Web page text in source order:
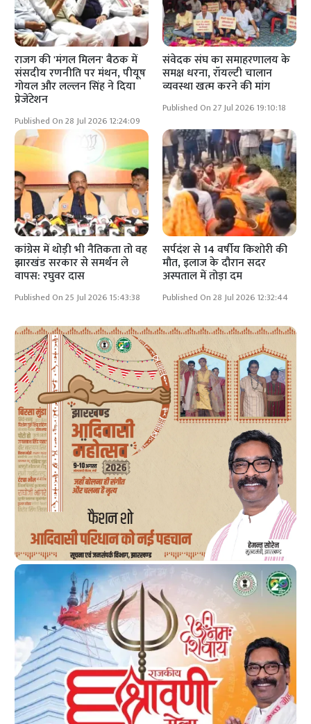
राजग की 'मंगल मिलन' बैठक में
संसदीय रणनीति पर मंथन, पीयूष
गोयल और लल्लन सिंह ने दिया
प्रेजेंटेशन
Published On 28 Jul 2026 12:24:09
संवेदक संघ का समाहरणालय के
समक्ष धरना, रॉयल्टी चालान
व्यवस्था खत्म करने की मांग
Published On 27 Jul 2026 19:10:18
कांग्रेस में थोड़ी भी नैतिकता तो वह
झारखंड सरकार से समर्थन ले
वापस: रघुवर दास
Published On 25 Jul 2026 15:43:38
सर्पदंश से 14 वर्षीय किशोरी की
मौत, इलाज के दौरान सदर
अस्पताल में तोड़ा दम
Published On 28 Jul 2026 12:32:44